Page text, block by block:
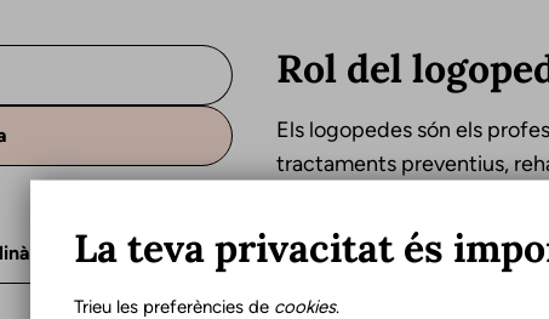
Rol del
Els logopedes són els
tractaments preventius,
atribució es desprèn de
activitats de prevenció,
terapèutiques pròpies de la
estableix els requisits
La teva privacitat és
Trieu les preferències de cookies.